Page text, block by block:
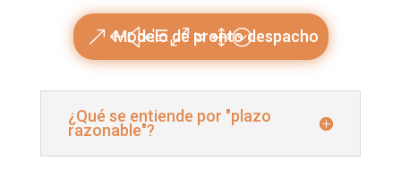
Modelo de pronto despacho
¿Qué se entiende por "plazo
razonable"?